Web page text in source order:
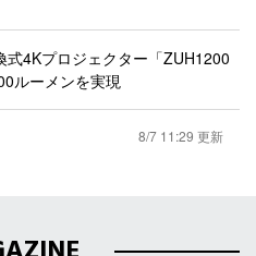
式4Kプロジェクター「ZUH1200
ルーメンを実現
8/7 11:29 更新